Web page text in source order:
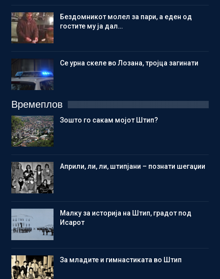
Бездомникот молел за пари, а еден од
гостите му ја дал…
Се урна скеле во Лозана, тројца загинати
Времеплов
Зошто го сакам мојот Штип?
Aприли, ли, ли, штипјани – познати шегаџии
Малку за историја на Штип, градот под
Исарот
Зa младите и гимнастиката во Штип